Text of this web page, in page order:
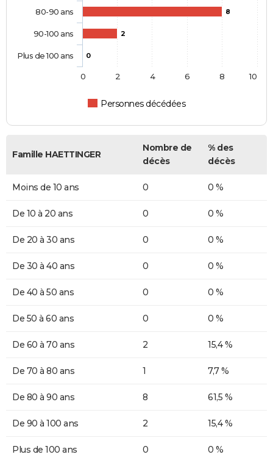
8
2
0
Personnes décédées
80-90 ans
90-100 ans
Plus de 100 ans
0 2 4 6 8 10
Famille HAETTINGER
Nombre de
décès
% des
décès
Moins de 10 ans 0 0 %
De 10 à 20 ans 0 0 %
De 20 à 30 ans 0 0 %
De 30 à 40 ans 0 0 %
De 40 à 50 ans 0 0 %
De 50 à 60 ans 0 0 %
De 60 à 70 ans 2 15,4 %
De 70 à 80 ans 1 7,7 %
De 80 à 90 ans 8 61,5 %
De 90 à 100 ans 2 15,4 %
Plus de 100 ans 0 0 %